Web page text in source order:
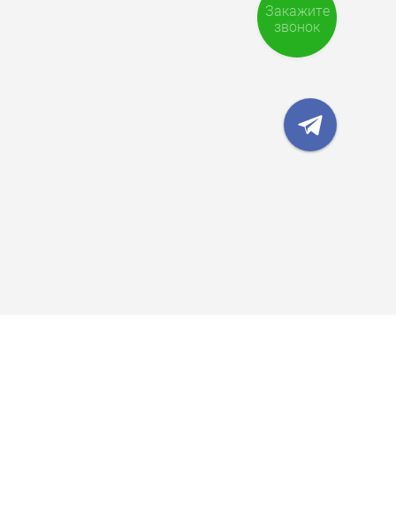
Закажите
звонок